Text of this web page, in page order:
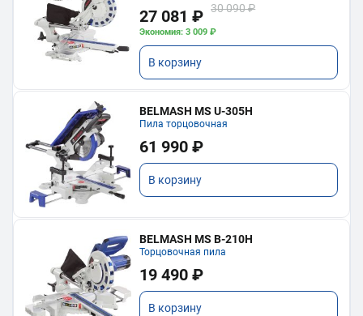
27 081 ₽ 30 090 ₽
Экономия: 3 009 ₽
В корзину
BELMASH MS U-305H
Пила торцовочная
61 990 ₽
В корзину
BELMASH MS B-210H
Торцовочная пила
19 490 ₽
В корзину